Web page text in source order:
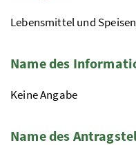
Lebensmittel und Speisen
Name des
Keine Angabe
Name des